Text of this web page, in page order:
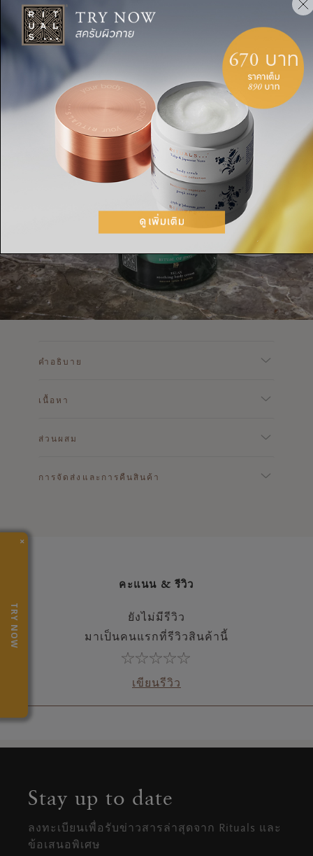
คำอธิบาย
เนื้อหา
ส่วนผสม
การจัดส่งและการคืนสินค้า
คะแนน & รีวิว
ยังไม่มีรีวิว
มาเป็นคนแรกที่รีวิวสินค้านี้
เขียนรีวิว
×
TRY NOW
Stay up to date
ลงทะเบียนเพื่อรับข่าวสารล่าสุดจาก Rituals และ
ข้อเสนอพิเศษ